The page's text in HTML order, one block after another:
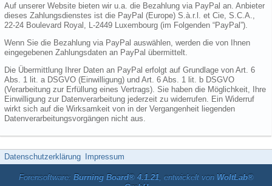
Auf unserer Website bieten wir u.a. die Bezahlung via PayPal an. Anbieter
dieses Zahlungsdienstes ist die PayPal (Europe) S.à.r.l. et Cie, S.C.A.,
22-24 Boulevard Royal, L-2449 Luxembourg (im Folgenden “PayPal”).
Wenn Sie die Bezahlung via PayPal auswählen, werden die von Ihnen
eingegebenen Zahlungsdaten an PayPal übermittelt.
Die Übermittlung Ihrer Daten an PayPal erfolgt auf Grundlage von Art. 6
Abs. 1 lit. a DSGVO (Einwilligung) und Art. 6 Abs. 1 lit. b DSGVO
(Verarbeitung zur Erfüllung eines Vertrags). Sie haben die Möglichkeit, Ihre
Einwilligung zur Datenverarbeitung jederzeit zu widerrufen. Ein Widerruf
wirkt sich auf die Wirksamkeit von in der Vergangenheit liegenden
Datenverarbeitungsvorgängen nicht aus.
Datenschutzerklärung Impressum
Forensoftware: Burning Board® 4.1.21, entwickelt von WoltLab®